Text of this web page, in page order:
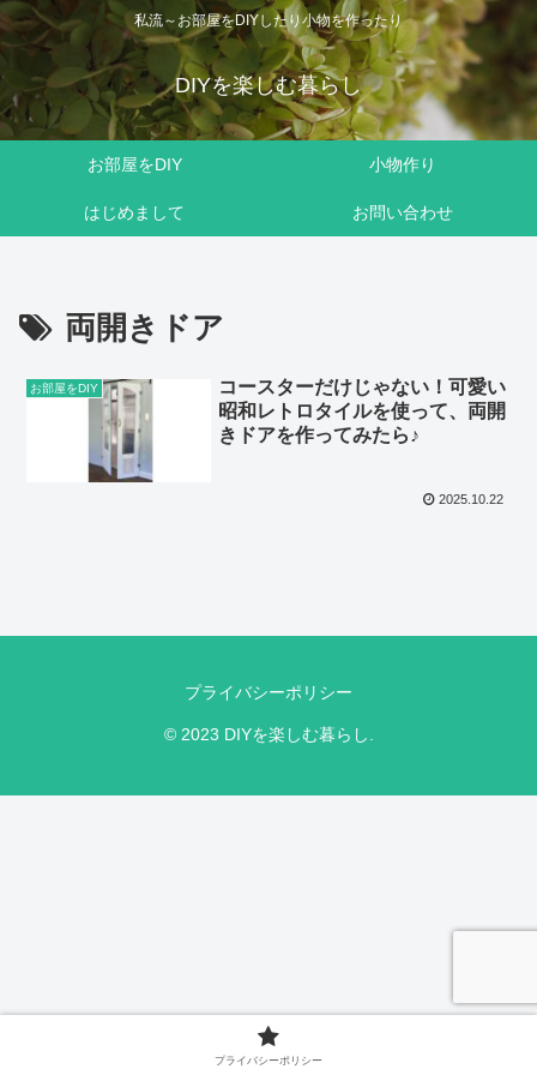
私流～お部屋をDIYしたり小物を作ったり
DIYを楽しむ暮らし
お部屋をDIY 小物作り
はじめまして お問い合わせ
両開きドア
お部屋をDIY
コースターだけじゃない！可愛い
昭和レトロタイルを使って、両開
きドアを作ってみたら♪
2025.10.22
プライバシーポリシー
© 2023 DIYを楽しむ暮らし.
プライバシーポリシー